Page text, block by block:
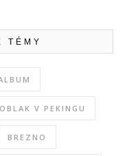
TÉMY
V PEKINGU
BREZNO